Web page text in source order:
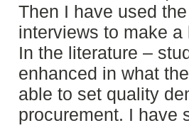
Then I have used
interviews to make
In the literature –
enhanced in what
able to set quality
procurement. I have